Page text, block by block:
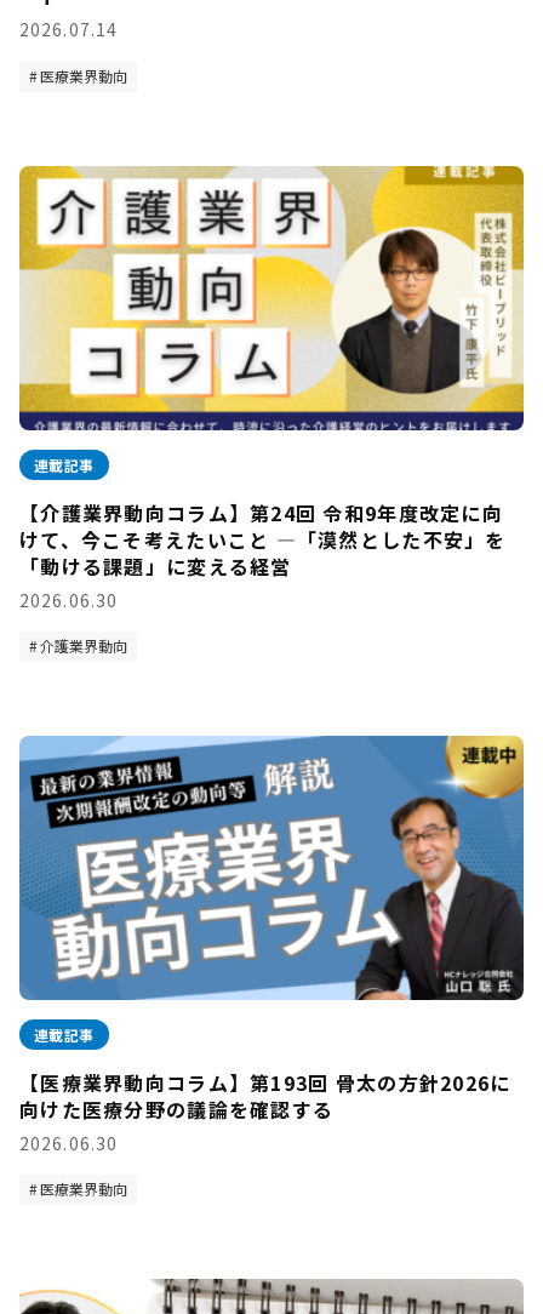
2026.07.14
医療業界動向
連載記事
【介護業界動向コラム】第24回 令和9年度改定に向
けて、今こそ考えたいこと —「漠然とした不安」を
「動ける課題」に変える経営
2026.06.30
介護業界動向
連載記事
【医療業界動向コラム】第193回 骨太の方針2026に
向けた医療分野の議論を確認する
2026.06.30
医療業界動向